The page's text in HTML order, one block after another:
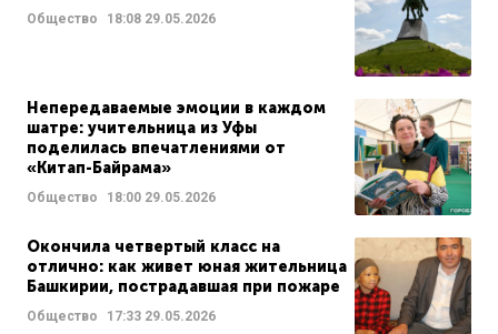
Общество 18:08 29.05.2026
Непередаваемые эмоции в каждом
шатре: учительница из Уфы
поделилась впечатлениями от
«Китап-Байрама»
Общество 18:00 29.05.2026
Окончила четвертый класс на
отлично: как живет юная жительница
Башкирии, пострадавшая при пожаре
Общество 17:33 29.05.2026